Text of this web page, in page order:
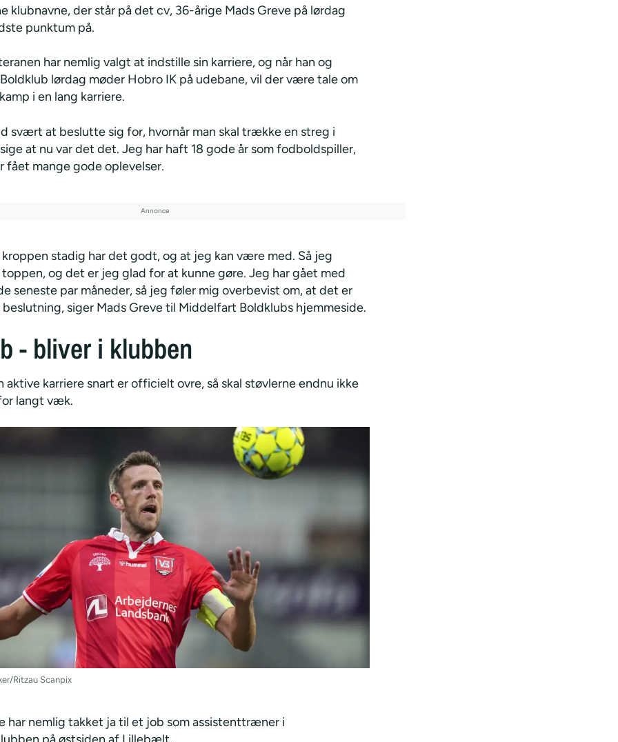
klubnavne, der står på det cv, 36-årige Mads Greve på lørdag
punktum på.
har nemlig valgt at indstille sin karriere, og når han og
lørdag møder Hobro IK på udebane, vil der være tale om
i en lang karriere.
svært at beslutte sig for, hvornår man skal trække en streg i
at nu var det det. Jeg har haft 18 gode år som fodboldspiller,
fået mange gode oplevelser.
stadig har det godt, og at jeg kan være med. Så jeg
og det er jeg glad for at kunne gøre. Jeg har gået med
seneste par måneder, så jeg føler mig overbevist om, at det er
siger Mads Greve til Middelfart Boldklubs hjemmeside.
- bliver i klubben
aktive karriere snart er officielt ovre, så skal støvlerne endnu ikke
langt væk.
Ritzau Scanpix
har nemlig takket ja til et job som assistenttræner i